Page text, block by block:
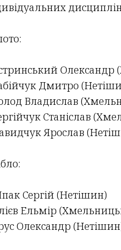
Дмитро
Владислав
Станіслав
Ярослав
Сергій (Нетішин)
Ельмір
Олександр